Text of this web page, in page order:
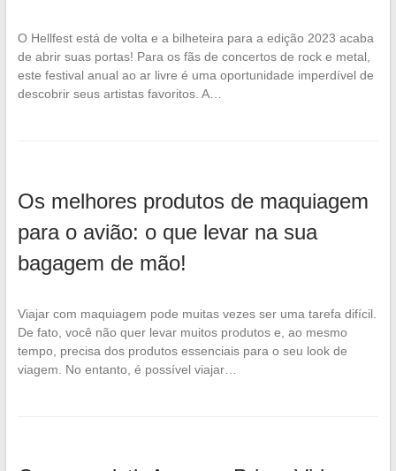
O Hellfest está de volta e a bilheteira para a edição 2023 acaba
de abrir suas portas! Para os fãs de concertos de rock e metal,
este festival anual ao ar livre é uma oportunidade imperdível de
descobrir seus artistas favoritos. A…
Os melhores produtos de maquiagem
para o avião: o que levar na sua
bagagem de mão!
Viajar com maquiagem pode muitas vezes ser uma tarefa difícil.
De fato, você não quer levar muitos produtos e, ao mesmo
tempo, precisa dos produtos essenciais para o seu look de
viagem. No entanto, é possível viajar…